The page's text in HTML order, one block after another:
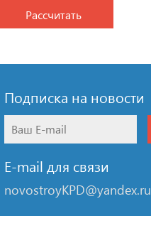
Рассчитать
Подписка на новости
E-mail для связи
novostroyKPD@yandex.ru